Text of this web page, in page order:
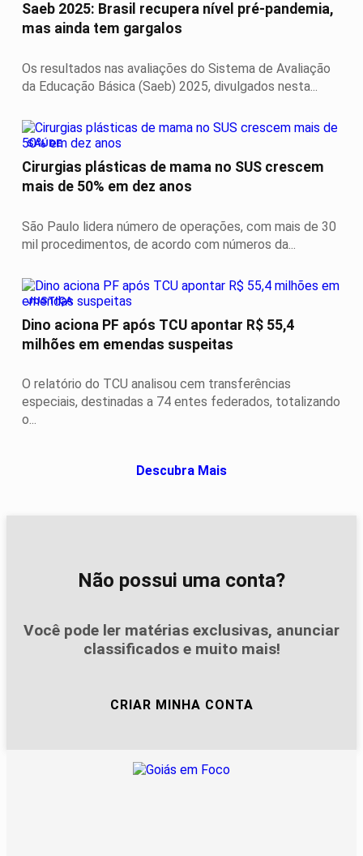
Saeb 2025: Brasil recupera nível pré-pandemia,
mas ainda tem gargalos
Os resultados nas avaliações do Sistema de Avaliação
da Educação Básica (Saeb) 2025, divulgados nesta...
SAÚDE
Cirurgias plásticas de mama no SUS crescem
mais de 50% em dez anos
São Paulo lidera número de operações, com mais de 30
mil procedimentos, de acordo com números da...
JUSTIÇA
Dino aciona PF após TCU apontar R$ 55,4
milhões em emendas suspeitas
O relatório do TCU analisou cem transferências
especiais, destinadas a 74 entes federados, totalizando
o...
Descubra Mais
Não possui uma conta?
Você pode ler matérias exclusivas, anunciar
classificados e muito mais!
CRIAR MINHA CONTA